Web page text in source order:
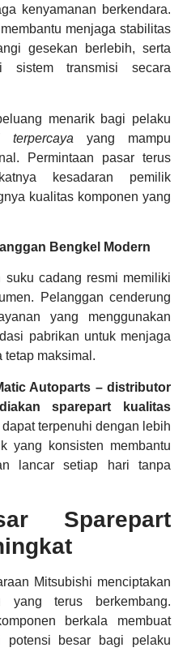
kenyamanan berkendara.
menjaga stabilitas
gesekan berlebih, serta
sistem transmisi secara
menarik bagi pelaku
yang mampu
Permintaan pasar terus
kesadaran pemilik
kualitas komponen yang
Bengkel Modern
suku cadang resmi memiliki
Pelanggan cenderung
yang menggunakan
pabrikan untuk menjaga
tetap maksimal.
Autoparts – distributor
sparepart kualitas
terpenuhi dengan lebih
yang konsisten membantu
lancar setiap hari tanpa
Sparepart
Mitsubishi menciptakan
yang terus berkembang.
berkala membuat
potensi besar bagi pelaku